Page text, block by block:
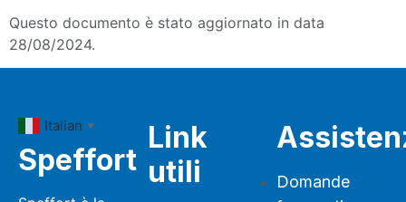
Questo documento è stato aggiornato in data
28/08/2024.
Italian ▼
Speffort
Link
utili
Domande